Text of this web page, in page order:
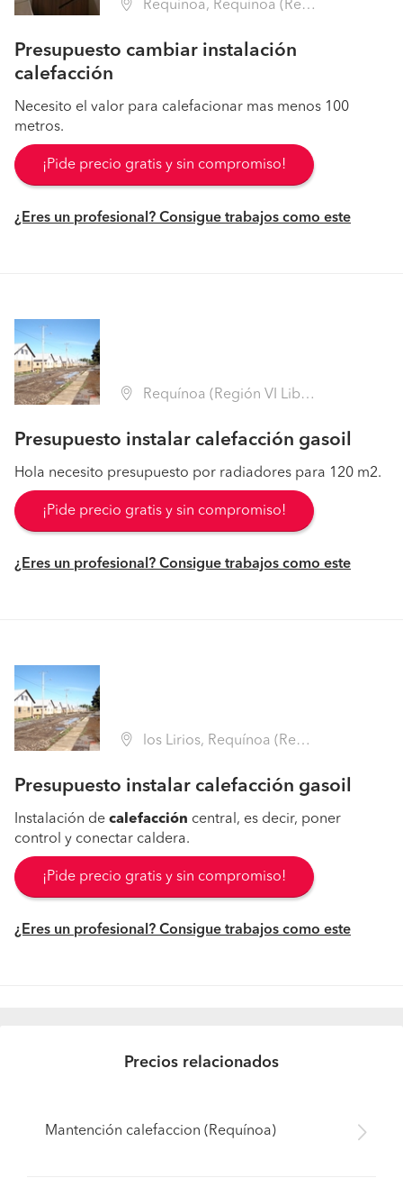
Requinoa, Requínoa (Región VI Libertador B. O'Higgins - Cachapoal)
Presupuesto cambiar instalación
calefacción
Necesito el valor para calefacionar mas menos 100
metros.
¡Pide precio gratis y sin compromiso!
¿Eres un profesional? Consigue trabajos como este
Requínoa (Región VI Libertador B. O'Higgins - Cachapoal)
Presupuesto instalar calefacción gasoil
Hola necesito presupuesto por radiadores para 120 m2.
¡Pide precio gratis y sin compromiso!
¿Eres un profesional? Consigue trabajos como este
los Lirios, Requínoa (Región VI Libertador B. O'Higgins - Cachapoal)
Presupuesto instalar calefacción gasoil
Instalación de calefacción central, es decir, poner
control y conectar caldera.
¡Pide precio gratis y sin compromiso!
¿Eres un profesional? Consigue trabajos como este
Precios relacionados
Mantención calefaccion (Requínoa)